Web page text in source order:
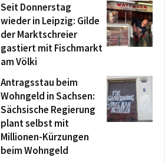
Seit Donnerstag
wieder in Leipzig: Gilde
der Marktschreier
gastiert mit Fischmarkt
am Völki
Antragsstau beim
Wohngeld in Sachsen:
Sächsische Regierung
plant selbst mit
Millionen-Kürzungen
beim Wohngeld